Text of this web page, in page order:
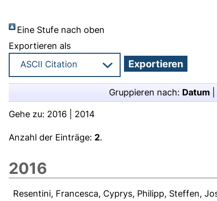
Eine Stufe nach oben
Exportieren als
Gruppieren nach: Datum
Gehe zu: 2016 2014
Anzahl der Einträge: 2.
2016
Resentini, Francesca, Cyprys, Philipp, Steffen,